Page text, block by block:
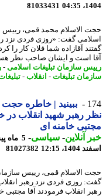
81033431
الاسلام محمد قمی، رییس
گفت: «روزی فردی نزد رهبر
آقازاده شما فلان کار را
است و ایشان صاحب نظر هستند.
سازمان تبلیغات اسلامی-
تبلیغات-انقلاب-تبلیغات
ببینید | خاطره حجت
رهبر شهید انقلاب در
خامنه ای
آنلاین-سیاسی-
12:15
81027382
الاسلام قمی، رییس سازمان
روزی فردی نزد رهبر انقلاب
انقلاب فرمودند آقا مجتبی